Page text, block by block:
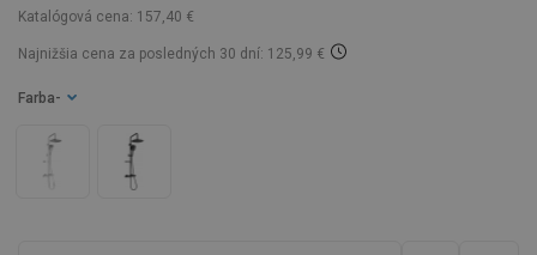
Katalógová cena: 157,40 €
Najnižšia cena za posledných 30 dní: 125,99 €
Farba-